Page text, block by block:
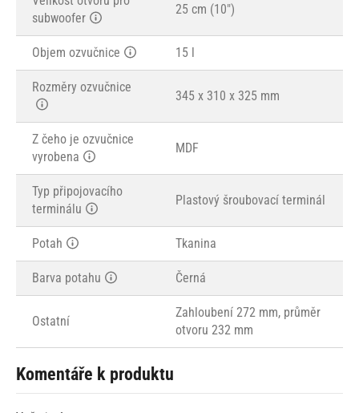
subwoofer
25 cm (10")
Objem ozvučnice 15 l
Rozměry ozvučnice
345 x 310 x 325 mm
Z čeho je ozvučnice
vyrobena
MDF
Typ připojovacího
terminálu
Plastový šroubovací terminál
Potah Tkanina
Barva potahu Černá
Ostatní
Zahloubení 272 mm, průměr
otvoru 232 mm
Komentáře k produktu